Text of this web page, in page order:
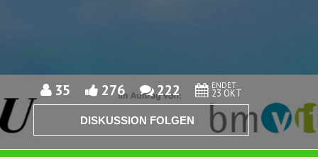
35 276 222 ENDET
23 OKT
DISKUSSION FOLGEN